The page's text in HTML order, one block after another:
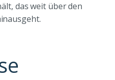
das weit über den